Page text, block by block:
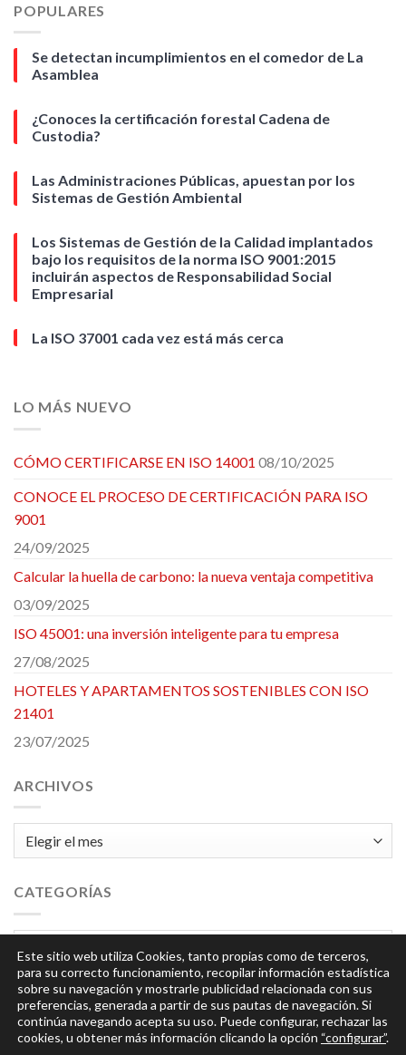
POPULARES
Se detectan incumplimientos en el comedor de La
Asamblea
¿Conoces la certificación forestal Cadena de
Custodia?
Las Administraciones Públicas, apuestan por los
Sistemas de Gestión Ambiental
Los Sistemas de Gestión de la Calidad implantados
bajo los requisitos de la norma ISO 9001:2015
incluirán aspectos de Responsabilidad Social
Empresarial
La ISO 37001 cada vez está más cerca
LO MÁS NUEVO
CÓMO CERTIFICARSE EN ISO 14001 08/10/2025
CONOCE EL PROCESO DE CERTIFICACIÓN PARA ISO
9001
24/09/2025
Calcular la huella de carbono: la nueva ventaja competitiva
03/09/2025
ISO 45001: una inversión inteligente para tu empresa
27/08/2025
HOTELES Y APARTAMENTOS SOSTENIBLES CON ISO
21401
23/07/2025
ARCHIVOS
CATEGORÍAS
Categorías
Este sitio web utiliza Cookies, tanto propias como de terceros,
para su correcto funcionamiento, recopilar información estadística
sobre su navegación y mostrarle publicidad relacionada con sus
preferencias, generada a partir de sus pautas de navegación. Si
continúa navegando acepta su uso. Puede configurar, rechazar las
cookies, u obtener más información clicando la opción “configurar”.